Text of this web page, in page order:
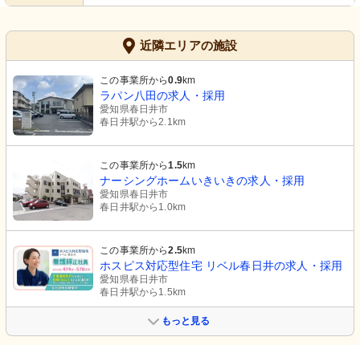
近隣エリアの施設
この事業所から0.9km
ラパン八田の求人・採用
愛知県春日井市
春日井駅から2.1km
この事業所から1.5km
ナーシングホームいきいきの求人・採用
愛知県春日井市
春日井駅から1.0km
この事業所から2.5km
ホスピス対応型住宅 リベル春日井の求人・採用
愛知県春日井市
春日井駅から1.5km
もっと見る